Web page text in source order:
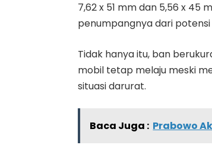
7,62 x 51 mm dan 5,56 x 45
penumpangnya dari
Tidak hanya itu, ban
mobil tetap melaju meski
situasi darurat.
Baca Juga : Prabowo